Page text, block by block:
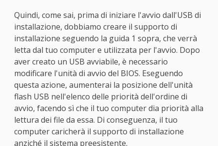
Quindi, come sai, prima di iniziare l'avvio dall'USB di
installazione, dobbiamo creare il supporto di
installazione seguendo la guida 1 sopra, che verrà
letta dal tuo computer e utilizzata per l'avvio. Dopo
aver creato un USB avviabile, è necessario
modificare l'unità di avvio del BIOS. Eseguendo
questa azione, aumenterai la posizione dell'unità
flash USB nell'elenco delle priorità dell'ordine di
avvio, facendo sì che il tuo computer dia priorità alla
lettura dei file da essa. Di conseguenza, il tuo
computer caricherà il supporto di installazione
anziché il sistema preesistente.